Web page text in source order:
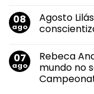
em
roteiro
de
principais
emissoras
do
Triângulo
em
Agosto
Branco:
uso
de
cigarros
eletrônicos
08
ago
Agosto
em
Agosto
Lilás
2026:
transformar
07
ago
Rebeca
mundo no